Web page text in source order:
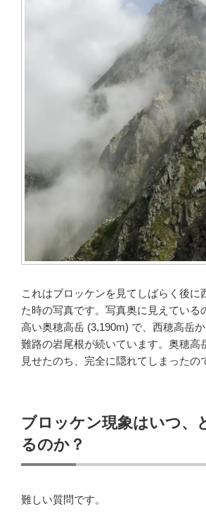
これはブロッケンを見てしばらく後に
た時の写真です。写真奥に見えている
高い奥穂高岳 (3,190m) で、西穂高岳
難路の岩尾根が続いています。奥穂高
見せたのち、完全に隠れてしまったの
ブロッケン現象はいつ、
るのか？
難しい質問です。